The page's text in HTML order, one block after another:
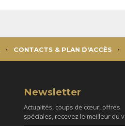
CONTACTS & PLAN D'ACCÈS
Newsletter
Actualités, coups de cœur, offres
spéciales, recevez le meilleur du